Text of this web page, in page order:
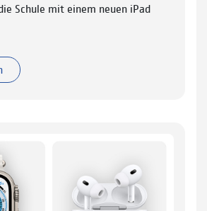
Schule mit einem neuen iPad